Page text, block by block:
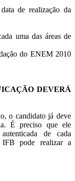
de realização da
uma das áreas de
do ENEM 2010
DEVERÁ
o candidato já deve
É preciso que ele
de cada
pode realizar a